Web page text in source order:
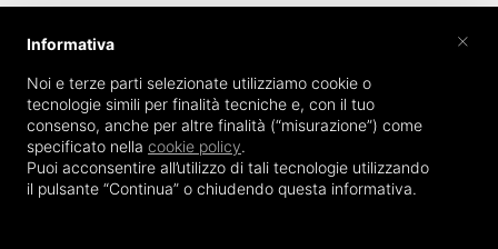
Informativa
Noi e terze parti selezionate utilizziamo cookie o
tecnologie simili per finalità tecniche e, con il tuo
consenso, anche per altre finalità (“misurazione”) come
specificato nella cookie policy.
Puoi acconsentire all’utilizzo di tali tecnologie utilizzando
il pulsante “Continua” o chiudendo questa informativa.
×